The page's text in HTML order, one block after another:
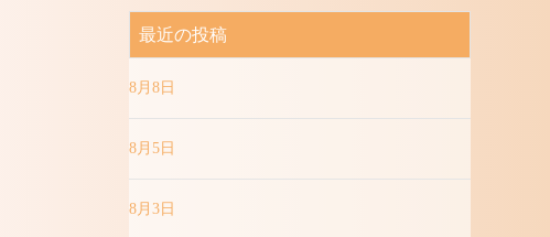
最近の投稿
8月8日
8月5日
8月3日